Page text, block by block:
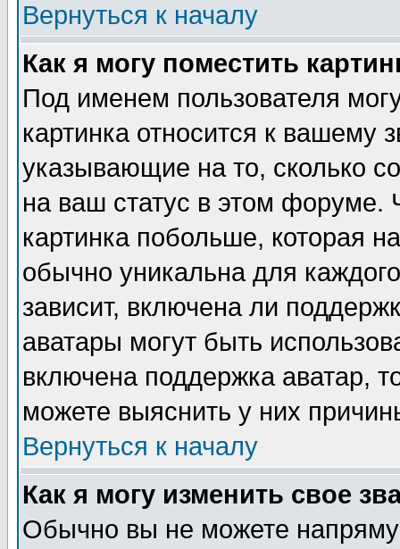
Вернуться к началу
Как я могу поместить
Под именем пользователя
картинка относится к вашему
указывающие на то, сколько
на ваш статус в этом форуме.
картинка побольше, которая
обычно уникальна для
зависит, включена ли
аватары могут быть
включена поддержка аватар,
можете выяснить у них
Вернуться к началу
Как я могу изменить свое
Обычно вы не можете